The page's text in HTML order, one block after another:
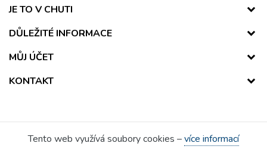
JE TO V CHUTI
DŮLEŽITÉ INFORMACE
MŮJ ÚČET
KONTAKT
Tento web využívá soubory cookies –více informací